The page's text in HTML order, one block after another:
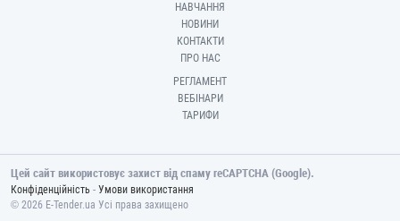
НАВЧАННЯ
НОВИНИ
КОНТАКТИ
ПРО НАС
РЕГЛАМЕНТ
ВЕБІНАРИ
ТАРИФИ
Цей сайт використовує захист від спаму reCAPTCHA (Google).
Конфіденційність - Умови використання
© 2026 E-Tender.ua Усі права захищено